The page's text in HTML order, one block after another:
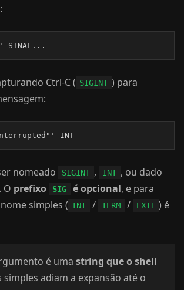
SINAL...
Ctrl-C ( SIGINT ) para
INT
nomeado SIGINT , INT , ou dado
. O prefixo SIG é opcional, e para
simples ( INT / TERM / EXIT ) é
é uma string que o shell
simples adiam a expansão até o